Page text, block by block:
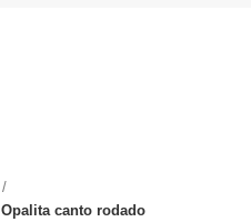
Opalita canto rodado